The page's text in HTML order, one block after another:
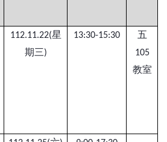
112.11.22(星
期三)
13:30-15:30 五
105
教室